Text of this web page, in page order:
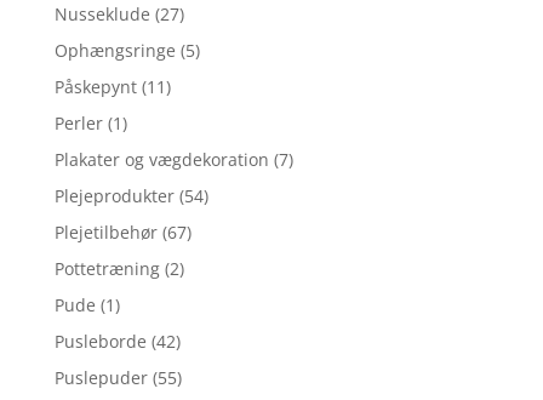
Nusseklude (27)
Ophængsringe (5)
Påskepynt (11)
Perler (1)
Plakater og vægdekoration (7)
Plejeprodukter (54)
Plejetilbehør (67)
Pottetræning (2)
Pude (1)
Pusleborde (42)
Puslepuder (55)